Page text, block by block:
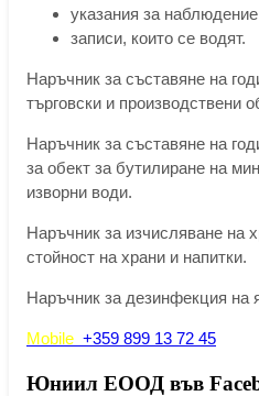
указания за
записи, които се водят.
Наръчник за съставяне на
търговски и производствени
Наръчник за съставяне на
за обект за бутилиране на
изворни води.
Наръчник за изчисляване на
стойност на храни и напитки.
Наръчник за дезинфекция на
Mobile +359 899 13 72 45
Юниил ЕООД във